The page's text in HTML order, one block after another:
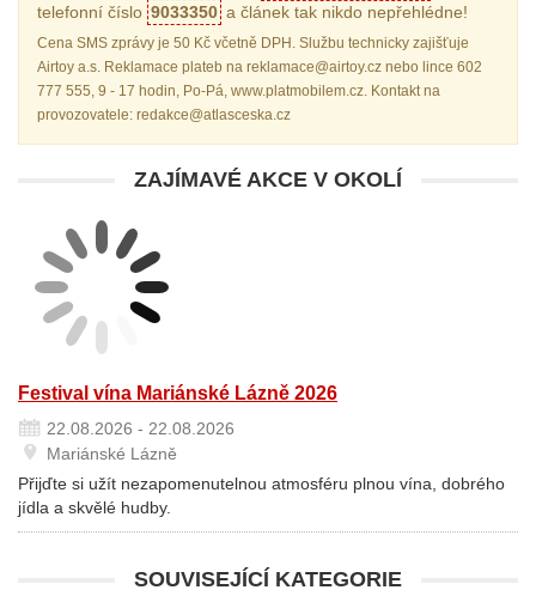
telefonní číslo 9033350 a článek tak nikdo nepřehlédne!
Cena SMS zprávy je 50 Kč včetně DPH. Službu technicky zajišťuje
Airtoy a.s. Reklamace plateb na reklamace@airtoy.cz nebo lince 602
777 555, 9 - 17 hodin, Po-Pá, www.platmobilem.cz. Kontakt na
provozovatele: redakce@atlasceska.cz
ZAJÍMAVÉ AKCE V OKOLÍ
Festival vína Mariánské Lázně 2026
22.08.2026 - 22.08.2026
Mariánské Lázně
Přijďte si užít nezapomenutelnou atmosféru plnou vína, dobrého
jídla a skvělé hudby.
SOUVISEJÍCÍ KATEGORIE